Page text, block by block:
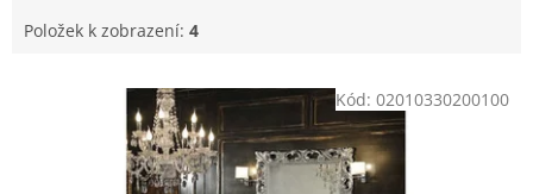
Položek k zobrazení: 4
Kód: 02010330200100